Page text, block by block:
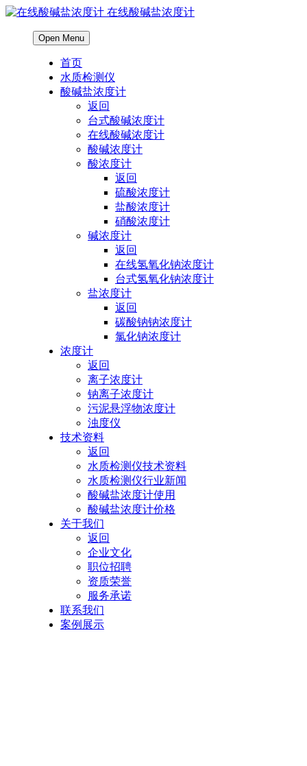
在线酸碱盐浓度计
Open Menu
首页
水质检测仪
酸碱盐浓度计
返回
台式酸碱浓度计
在线酸碱浓度计
酸碱浓度计
酸浓度计
返回
硫酸浓度计
盐酸浓度计
硝酸浓度计
碱浓度计
返回
在线氢氧化钠浓度计
台式氢氧化钠浓度计
盐浓度计
返回
碳酸钠钠浓度计
氯化钠浓度计
浓度计
返回
离子浓度计
钠离子浓度计
污泥悬浮物浓度计
浊度仪
技术资料
返回
水质检测仪技术资料
水质检测仪行业新闻
酸碱盐浓度计使用
酸碱盐浓度计价格
关于我们
返回
企业文化
职位招聘
资质荣誉
服务承诺
联系我们
案例展示